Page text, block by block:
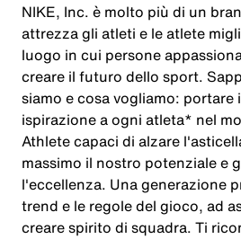
NIKE, Inc. è molto più di un
attrezza gli atleti e le atlete
luogo in cui persone
creare il futuro dello sport.
siamo e cosa vogliamo: portare
ispirazione a ogni atleta* nel
Athlete capaci di alzare
massimo il nostro potenziale e
l'eccellenza. Una generazione
trend e le regole del gioco, ad
creare spirito di squadra. Ti